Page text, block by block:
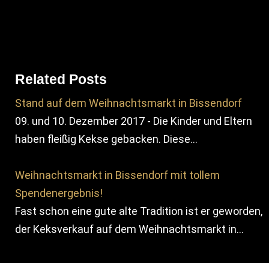
Related Posts
Stand auf dem Weihnachtsmarkt in Bissendorf
09. und 10. Dezember 2017 - Die Kinder und Eltern
haben fleißig Kekse gebacken. Diese…
Weihnachtsmarkt in Bissendorf mit tollem
Spendenergebnis!
Fast schon eine gute alte Tradition ist er geworden,
der Keksverkauf auf dem Weihnachtsmarkt in…